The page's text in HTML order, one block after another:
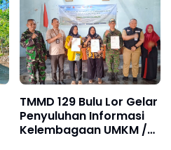
TMMD 129 Bulu Lor Gelar
Penyuluhan Informasi
Kelembagaan UMKM /